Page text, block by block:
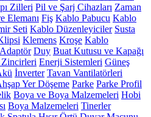
Zilleri Pil ve Şarj Cihazları Zaman
Elemanı Fiş Kablo Pabucu Kablo
Seti Kablo Düzenleyiciler Susta
Klemens Kroşe Kablo
Adaptör Duy Buat Kutusu ve Kapağı
Zincirleri Enerji Sistemleri Güneş
İnverter Tavan Vantilatörleri
Yer Döşeme Parke Parke Profil
Boya ve Boya Malzemeleri Hobi
Boya Malzemeleri Tinerler